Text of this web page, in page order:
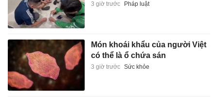
3 giờ trước Pháp luật
Món khoái khẩu của người Việt
có thể là ổ chứa sán
3 giờ trước Sức khỏe